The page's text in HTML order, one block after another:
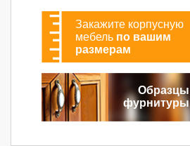
Закажите корпусную
мебель по вашим
размерам
Образцы
фурнитуры